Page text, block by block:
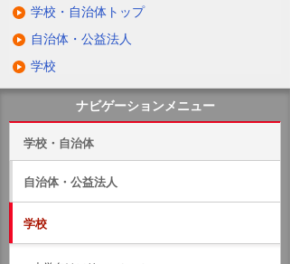
学校・自治体トップ
自治体・公益法人
学校
ナビゲーションメニュー
学校・自治体
自治体・公益法人
学校